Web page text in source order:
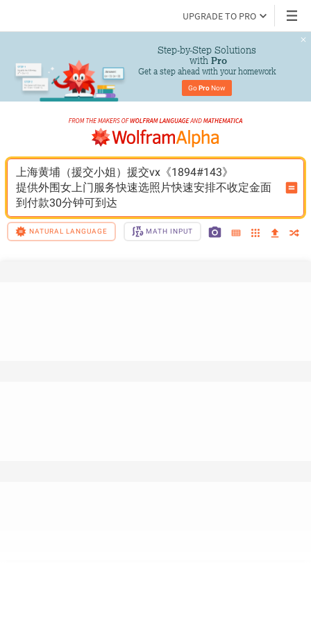
UPGRADE TO PRO
Step-by-Step Solutions
with Pro
Get a step ahead with your homework
Go Pro Now
上海黄埔（援交小姐）援交vx《1894#143》
提供外围女上门服务快速选照片快速安排不收定金面
到付款30分钟可到达
NATURAL LANGUAGE MATH INPUT